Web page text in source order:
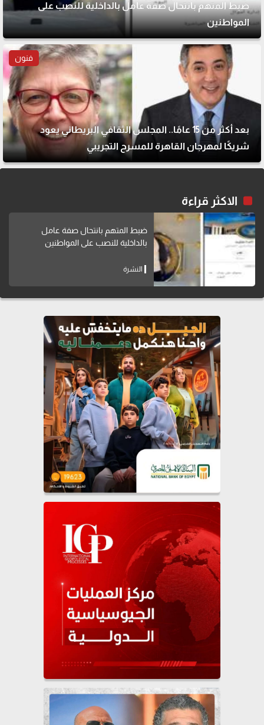
ضبط المتهم بانتحال صفة عامل بالداخلية للنصب على
المواطنين
فنون
بعد أكثر من 15 عامًا.. المجلس الثقافي البريطاني يعود
شريكًا لمهرجان القاهرة للمسرح التجريبي
الاكثر قراءة
ضبط المتهم بانتحال صفة عامل
بالداخلية للنصب على المواطنين
النشرة